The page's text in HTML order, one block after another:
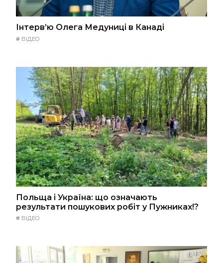
Інтерв’ю Олега Медуниці в Канаді
# ВІДЕО
Польща і Україна: що означають
результати пошукових робіт у Пужниках!?
# ВІДЕО